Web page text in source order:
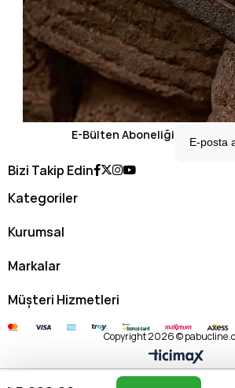
E-Bülten Aboneliği
Bizi Takip Edin
Kategoriler
Kurumsal
Markalar
Müşteri Hizmetleri
Copyright 2026 ©